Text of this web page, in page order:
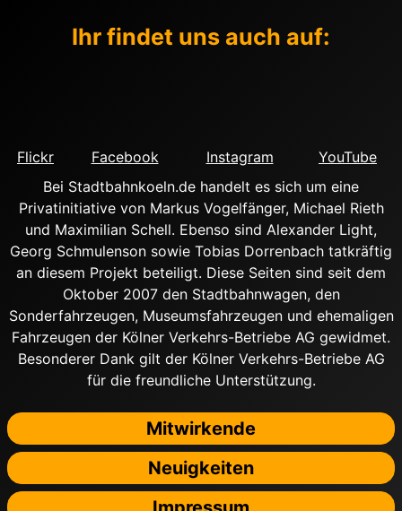
Ihr findet uns auch auf:
Flickr Facebook Instagram
YouTube
Bei Stadtbahnkoeln.de handelt es sich um eine
Privatinitiative von Markus Vogelfänger, Michael Rieth
und Maximilian Schell. Ebenso sind Alexander Light,
Georg Schmulenson sowie Tobias Dorrenbach tatkräftig
an diesem Projekt beteiligt. Diese Seiten sind seit dem
Oktober 2007 den Stadtbahnwagen, den
Sonderfahrzeugen, Museumsfahrzeugen und ehemaligen
Fahrzeugen der Kölner Verkehrs-Betriebe AG gewidmet.
Besonderer Dank gilt der Kölner Verkehrs-Betriebe AG
für die freundliche Unterstützung.
Mitwirkende
Neuigkeiten